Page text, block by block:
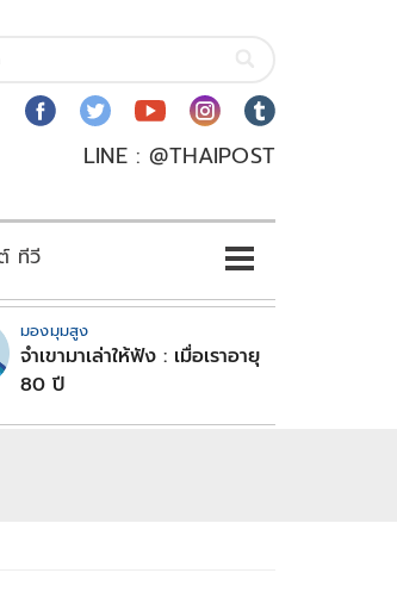
LINE : @THAIPOST
ทีวี
มองมุมสูง
จำเขามาเล่าให้ฟัง : เมื่อเราอายุ
80 ปี